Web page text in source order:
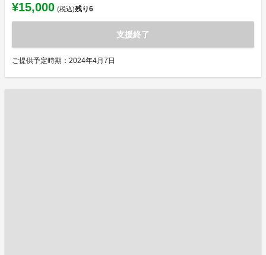
¥15,000 (税込)残り6
支援終了
ご提供予定時期：2024年4月7日